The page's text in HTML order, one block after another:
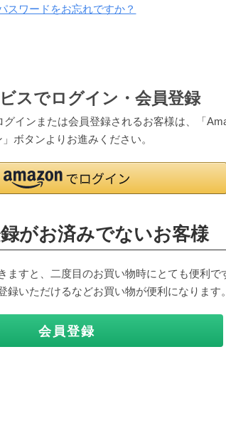
スワードをお忘れですか？
スでログイン・会員登録
インまたは会員登録されるお客様は、「
」ボタンよりお進みください。
がお済みでないお客様
ますと、二度目のお買い物時にとても便利で
録いただけるなどお買い物が便利になります
会員登録